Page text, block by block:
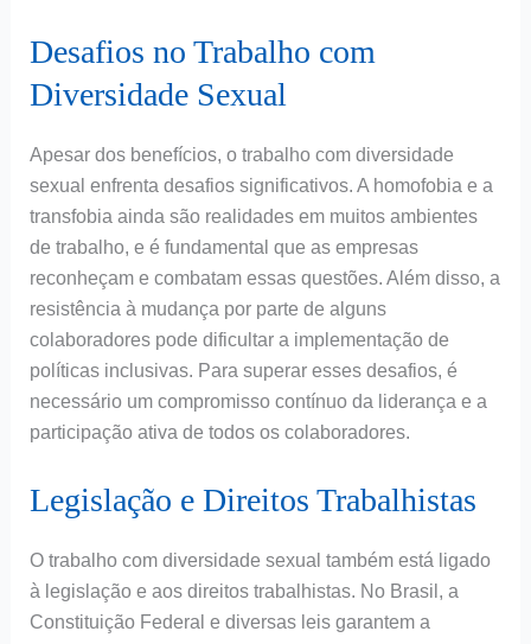
Desafios no Trabalho com
Diversidade Sexual
Apesar dos benefícios, o trabalho com diversidade
sexual enfrenta desafios significativos. A homofobia e a
transfobia ainda são realidades em muitos ambientes
de trabalho, e é fundamental que as empresas
reconheçam e combatam essas questões. Além disso, a
resistência à mudança por parte de alguns
colaboradores pode dificultar a implementação de
políticas inclusivas. Para superar esses desafios, é
necessário um compromisso contínuo da liderança e a
participação ativa de todos os colaboradores.
Legislação e Direitos Trabalhistas
O trabalho com diversidade sexual também está ligado
à legislação e aos direitos trabalhistas. No Brasil, a
Constituição Federal e diversas leis garantem a